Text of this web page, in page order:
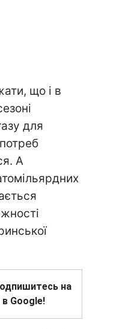
що і в
для
А
на
Google!